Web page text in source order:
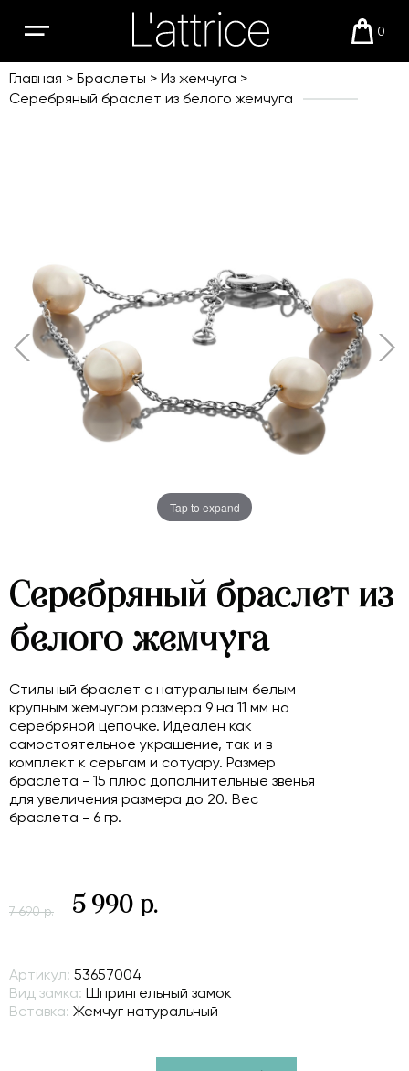
Открыть
0
Главная Браслеты
Из жемчуга
Серебряный браслет из белого жемчуга
Tap to expand
Серебряный браслет из
белого жемчуга
Стильный браслет с натуральным белым
крупным жемчугом размера 9 на 11 мм на
серебряной цепочке. Идеален как
самостоятельное украшение, так и в
комплект к серьгам и сотуару. Размер
браслета - 15 плюс дополнительные звенья
для увеличения размера до 20. Вес
браслета - 6 гр.
7 690 р. 5 990 р.
Артикул: 53657004
Вид замка: Шпрингельный замок
Вставка: Жемчуг натуральный